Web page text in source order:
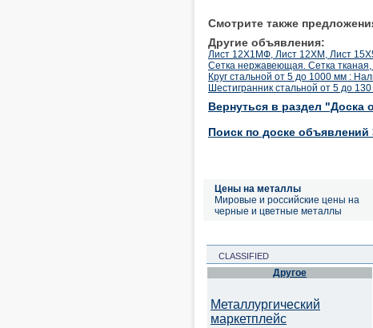
Смотрите также
Другие объявления:
Лист 12Х1МФ, Лист 12ХМ, Лист
Сетка нержавеющая. Сетка
Круг стальной от 5 до 1000 мм :
Шестигранник стальной от 5 до
Вернуться в раздел "Доска
Поиск по доске объявлений
Цены на металлы
Мировые и российские цены на
черные и цветные металлы
CLASSIFIED
Другое
Металлургический
маркетплейс